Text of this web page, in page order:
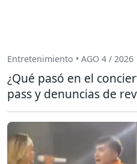
Entretenimiento • AGO 4 / 2026
¿Qué pasó en el
pass y denuncias de